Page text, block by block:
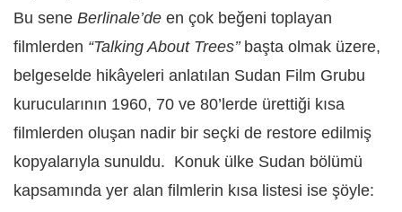
Bu sene Berlinale’de en çok beğeni toplayan
filmlerden “Talking About Trees’’ başta olmak üzere,
belgeselde hikâyeleri anlatılan Sudan Film Grubu
kurucularının 1960, 70 ve 80’lerde ürettiği kısa
filmlerden oluşan nadir bir seçki de restore edilmiş
kopyalarıyla sunuldu. Konuk ülke Sudan bölümü
kapsamında yer alan filmlerin kısa listesi ise şöyle: